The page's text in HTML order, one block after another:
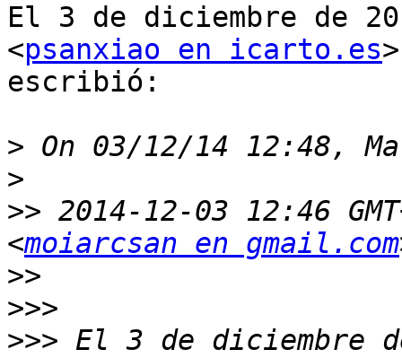
El 3 de diciembre de
<psanxiao en icarto.es>
escribió:
>
>
>> 2014-12-03 12:46
<moiarcsan en gmail.com
>>
>>>
>>> El 3 de diciembre